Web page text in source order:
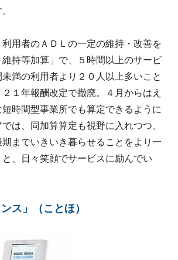
用者のＡＤＬの一定の維持・改善を
持等加算」で、５時間以上のサービ
満の利用者より２０人以上多いこと
１年報酬改定で撤廃。４月からはえ
時間型事業所でも算定できるように
は、同加算算定も視野に入れつつ、
までいきいき暮らせることをより一
、日々笑顔でサービスに励んでい
ス」（ことほ）